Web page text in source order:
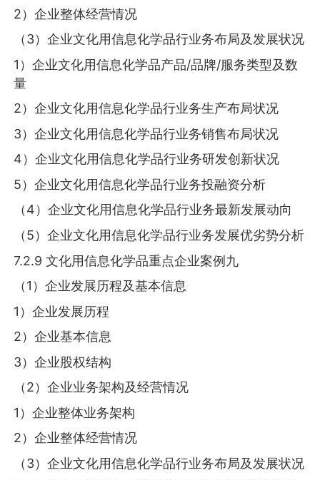
2）企业整体经营情况
（3）企业文化用信息化学品行业务布局及发展状况
1）企业文化用信息化学品产品/品牌/服务类型及数
量
2）企业文化用信息化学品行业务生产布局状况
3）企业文化用信息化学品行业务销售布局状况
4）企业文化用信息化学品行业务研发创新状况
5）企业文化用信息化学品行业务投融资分析
（4）企业文化用信息化学品行业务最新发展动向
（5）企业文化用信息化学品行业务发展优劣势分析
7.2.9 文化用信息化学品重点企业案例九
（1）企业发展历程及基本信息
1）企业发展历程
2）企业基本信息
3）企业股权结构
（2）企业业务架构及经营情况
1）企业整体业务架构
2）企业整体经营情况
（3）企业文化用信息化学品行业务布局及发展状况